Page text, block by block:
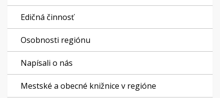
Edičná činnosť
Osobnosti regiónu
Napísali o nás
Mestské a obecné knižnice v regióne